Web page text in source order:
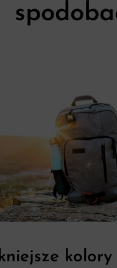
kolory